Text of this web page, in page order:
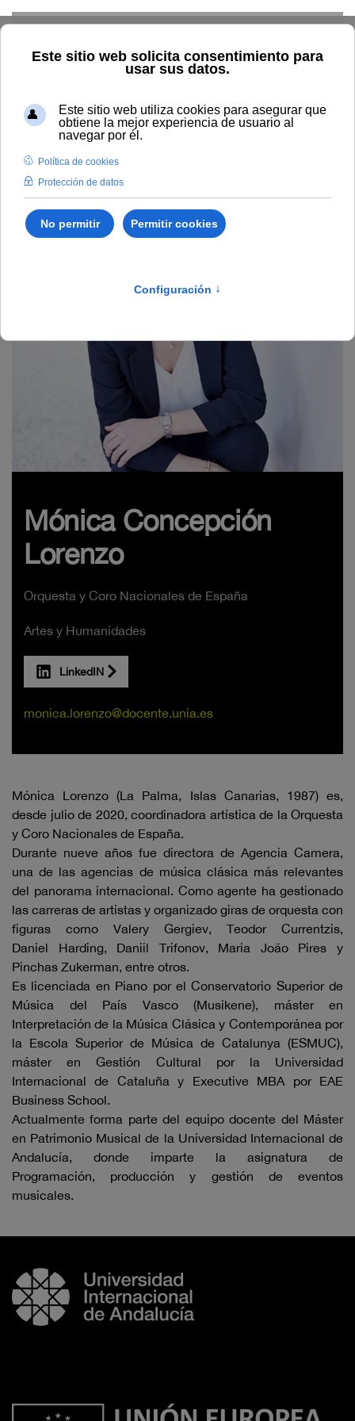
Home Profesorado Directorio profesor
Mónica
Concepción Lorenzo
Mónica Concepción
Lorenzo
Orquesta y Coro Nacionales de España
Artes y Humanidades
LinkedIN
monica.lorenzo@docente.unia.es
Mónica Lorenzo (La Palma, Islas Canarias, 1987) es,
desde julio de 2020, coordinadora artística de la Orquesta
y Coro Nacionales de España.
Durante nueve años fue directora de Agencia Camera,
una de las agencias de música clásica más relevantes
del panorama internacional. Como agente ha gestionado
las carreras de artistas y organizado giras de orquesta con
figuras como Valery Gergiev, Teodor Currentzis,
Daniel Harding, Daniil Trifonov, Maria João Pires y
Pinchas Zukerman, entre otros.
Es licenciada en Piano por el Conservatorio Superior de
Música del País Vasco (Musikene), máster en
Interpretación de la Música Clásica y Contemporánea por
la Escola Superior de Música de Catalunya (ESMUC),
máster en Gestión Cultural por la Universidad
Internacional de Cataluña y Executive MBA por EAE
Business School.
Actualmente forma parte del equipo docente del Máster
en Patrimonio Musical de la Universidad Internacional de
Andalucía, donde imparte la asignatura de
Programación, producción y gestión de eventos
musicales.